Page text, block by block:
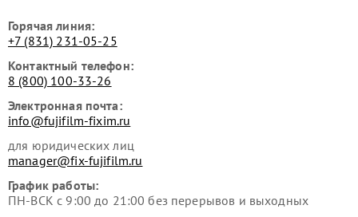
Горячая линия:
+7 (831) 231-05-25
Контактный телефон:
8 (800) 100-33-26
Электронная почта:
info@fujifilm-fixim.ru
для юридических лиц
manager@fix-fujifilm.ru
График работы:
ПН-ВСК с 9:00 до 21:00 без перерывов и выходных